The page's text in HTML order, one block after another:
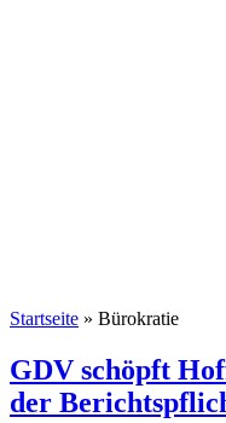
Startseite » Bürokratie
GDV schöpft
der